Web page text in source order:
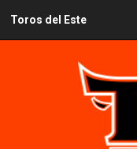
Toros del Este